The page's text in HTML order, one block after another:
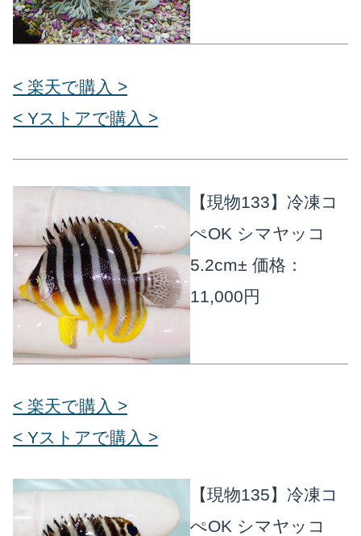
< 楽天で購入 >
< Yストアで購入 >
【現物133】冷凍コ
ぺOK シマヤッコ
5.2cm± 価格：
11,000円
< 楽天で購入 >
< Yストアで購入 >
【現物135】冷凍コ
ぺOK シマヤッコ